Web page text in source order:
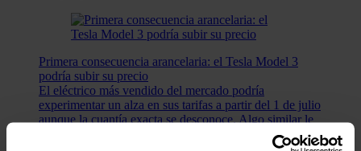
Primera consecuencia arancelaria: el Tesla Model 3
podría subir su precio
El eléctrico más vendido del mercado podría
experimentar un alza en sus tarifas a partir del 1 de julio
aunque la cuantía exacta se desconoce. Algo similar le
ocurrirá a MG, quien se opone claramente a dicha